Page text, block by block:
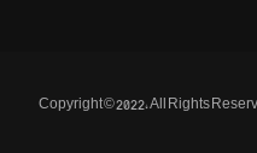
Copyright © 2022, All Rights